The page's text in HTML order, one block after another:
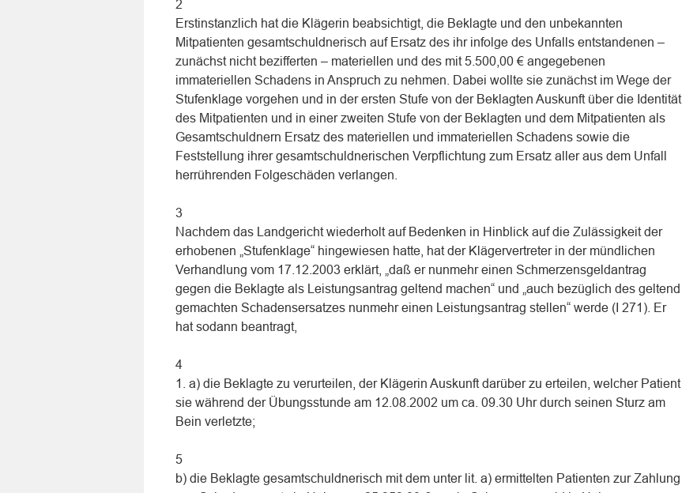
2
Erstinstanzlich hat die Klägerin beabsichtigt, die Beklagte und den unbekannten
Mitpatienten gesamtschuldnerisch auf Ersatz des ihr infolge des Unfalls entstandenen –
zunächst nicht bezifferten – materiellen und des mit 5.500,00 € angegebenen
immateriellen Schadens in Anspruch zu nehmen. Dabei wollte sie zunächst im Wege der
Stufenklage vorgehen und in der ersten Stufe von der Beklagten Auskunft über die Identität
des Mitpatienten und in einer zweiten Stufe von der Beklagten und dem Mitpatienten als
Gesamtschuldnern Ersatz des materiellen und immateriellen Schadens sowie die
Feststellung ihrer gesamtschuldnerischen Verpflichtung zum Ersatz aller aus dem Unfall
herrührenden Folgeschäden verlangen.
3
Nachdem das Landgericht wiederholt auf Bedenken in Hinblick auf die Zulässigkeit der
erhobenen „Stufenklage“ hingewiesen hatte, hat der Klägervertreter in der mündlichen
Verhandlung vom 17.12.2003 erklärt, „daß er nunmehr einen Schmerzensgeldantrag
gegen die Beklagte als Leistungsantrag geltend machen“ und „auch bezüglich des geltend
gemachten Schadensersatzes nunmehr einen Leistungsantrag stellen“ werde (I 271). Er
hat sodann beantragt,
4
1. a) die Beklagte zu verurteilen, der Klägerin Auskunft darüber zu erteilen, welcher Patient
sie während der Übungsstunde am 12.08.2002 um ca. 09.30 Uhr durch seinen Sturz am
Bein verletzte;
5
b) die Beklagte gesamtschuldnerisch mit dem unter lit. a) ermittelten Patienten zur Zahlung